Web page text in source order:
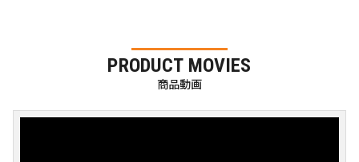
PRODUCT MOVIES
商品動画